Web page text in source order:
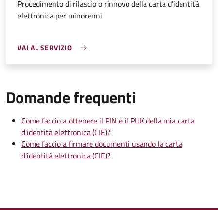
Procedimento di rilascio o rinnovo della carta d'identità
elettronica per minorenni
VAI AL SERVIZIO
Domande frequenti
Come faccio a ottenere il PIN e il PUK della mia carta
d'identità elettronica (CIE)?
Come faccio a firmare documenti usando la carta
d'identità elettronica (CIE)?